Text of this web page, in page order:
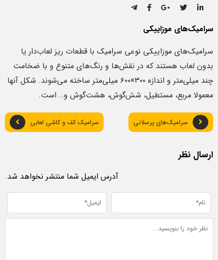
سرامیک‌های موزاییکی
سرامیک‌های موزاییکی نوعی سرامیک با قطعات ریز لعاب‌دار یا
بدون لعاب هستند که در نقش‌ها و رنگ‌های متنوع و با ضخامت
چند میلی‌متر و اندازه ۳۰۰×۶۰۰ میلی‌متر ساخته می‌شوند. شکل آنها
معمولا مربع، مستطیل، شش‌گوش، هشت‌گوش و… است.
سرامیک‌های پرسلانی سرامیک کف و کاشی لعابی
ارسال نظر
آدرس ایمیل شما منتشر نخواهد شد.